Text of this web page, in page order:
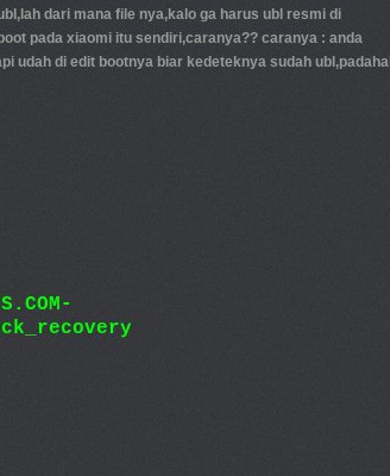
dari mana file nya,kalo ga harus ubl resmi di
pada xiaomi itu sendiri,caranya?? caranya : anda
udah di edit bootnya biar kedeteknya sudah ubl,padahal